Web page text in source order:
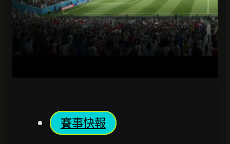
賽事快報